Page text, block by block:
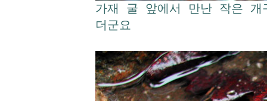
가재 굴 앞에서 만난 작은
더군요